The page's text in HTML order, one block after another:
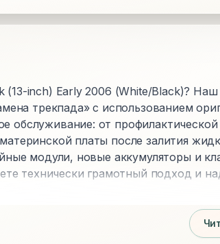
inch) Early 2006 (White/Black)?
трекпада» с использованием
от профилактической
платы после залития
модули, новые аккумуляторы и
технически грамотный подход и